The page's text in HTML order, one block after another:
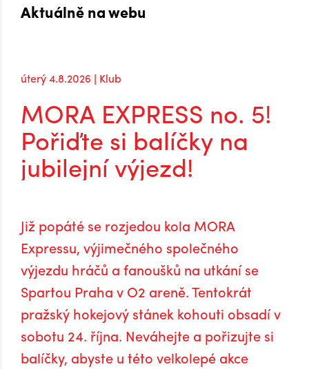
Aktuálně na webu
úterý 4.8.2026 | Klub
MORA EXPRESS no. 5!
Pořiďte si balíčky na
jubilejní výjezd!
Již popáté se rozjedou kola MORA
Expressu, výjimečného společného
výjezdu hráčů a fanoušků na utkání se
Spartou Praha v O2 areně. Tentokrát
pražský hokejový stánek kohouti obsadí v
sobotu 24. října. Neváhejte a pořizujte si
balíčky, abyste u této velkolepé akce